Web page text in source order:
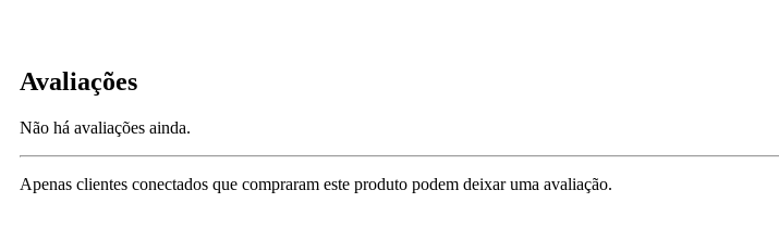
Avaliações
Não há avaliações ainda.
Apenas clientes conectados que compraram este produto podem deixar uma avaliação.